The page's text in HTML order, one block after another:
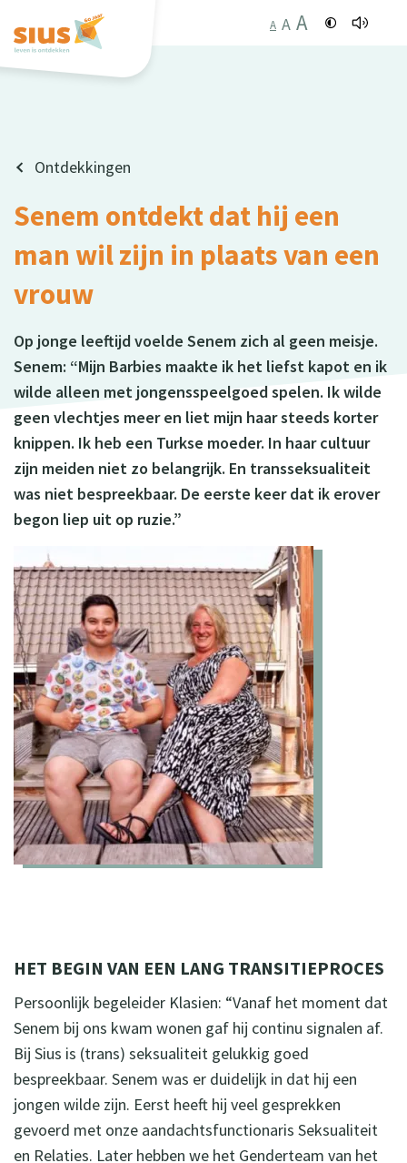
A A A
Ontdekkingen
Senem ontdekt dat hij een
man wil zijn in plaats van een
vrouw
Op jonge leeftijd voelde Senem zich al geen meisje.
Senem: “Mijn Barbies maakte ik het liefst kapot en ik
wilde alleen met jongensspeelgoed spelen. Ik wilde
geen vlechtjes meer en liet mijn haar steeds korter
knippen. Ik heb een Turkse moeder. In haar cultuur
zijn meiden niet zo belangrijk. En transseksualiteit
was niet bespreekbaar. De eerste keer dat ik erover
begon liep uit op ruzie.”
HET BEGIN VAN EEN LANG TRANSITIEPROCES
Persoonlijk begeleider Klasien: “Vanaf het moment dat
Senem bij ons kwam wonen gaf hij continu signalen af.
Bij Sius is (trans) seksualiteit gelukkig goed
bespreekbaar. Senem was er duidelijk in dat hij een
jongen wilde zijn. Eerst heeft hij veel gesprekken
gevoerd met onze aandachtsfunctionaris Seksualiteit
en Relaties. Later hebben we het Genderteam van het